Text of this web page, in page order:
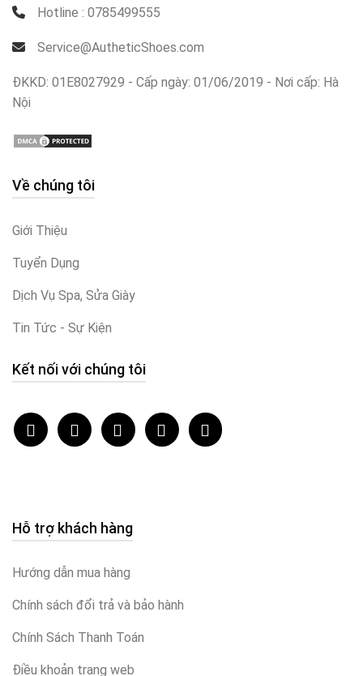
Hotline : 0785499555
Service@AutheticShoes.com
ĐKKD: 01E8027929 - Cấp ngày: 01/06/2019 - Nơi cấp: Hà
Nội
Về chúng tôi
Giới Thiệu
Tuyển Dụng
Dịch Vụ Spa, Sửa Giày
Tin Tức - Sự Kiện
Kết nối với chúng tôi
Hỗ trợ khách hàng
Hướng dẫn mua hàng
Chính sách đổi trả và bảo hành
Chính Sách Thanh Toán
Điều khoản trang web